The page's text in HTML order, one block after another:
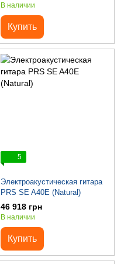
В наличии
Купить
5
Электроакустическая гитара
PRS SE A40E (Natural)
46 918 грн
В наличии
Купить